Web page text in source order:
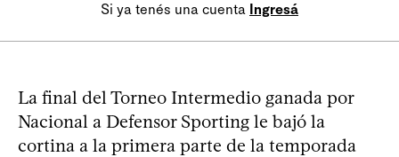
Si ya tenés una cuenta Ingresá
La final del Torneo Intermedio ganada por
Nacional a Defensor Sporting le bajó la
cortina a la primera parte de la temporada